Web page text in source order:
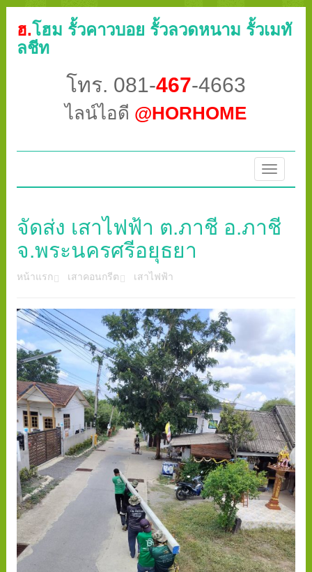
ฮ.โฮม รั้วคาวบอย รั้วลวดหนาม รั้วเมทั
ลชีท
โทร. 081-467-4663
ไลน์ไอดี @HORHOME
Toggle
จัดส่ง เสาไฟฟ้า ต.ภาชี อ.ภาชี
จ.พระนครศรีอยุธยา
หน้าแรก เสาคอนกรีต เสาไฟฟ้า